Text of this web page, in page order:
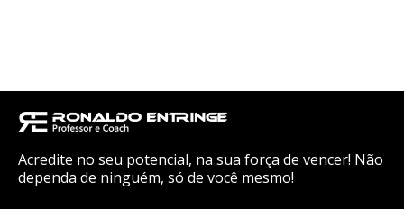
Acredite no seu potencial, na sua força de vencer! Não
dependa de ninguém, só de você mesmo!